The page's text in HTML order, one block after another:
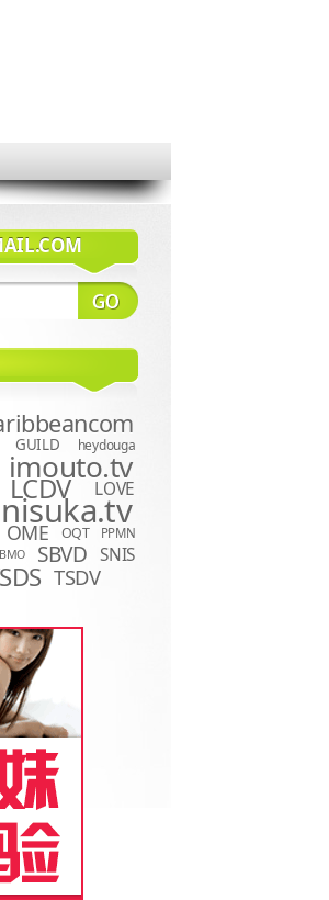
GUILD heydouga
imouto.tv
LCDV LOVE
OME OQT
PPMN
SBVD SNIS
TSDV